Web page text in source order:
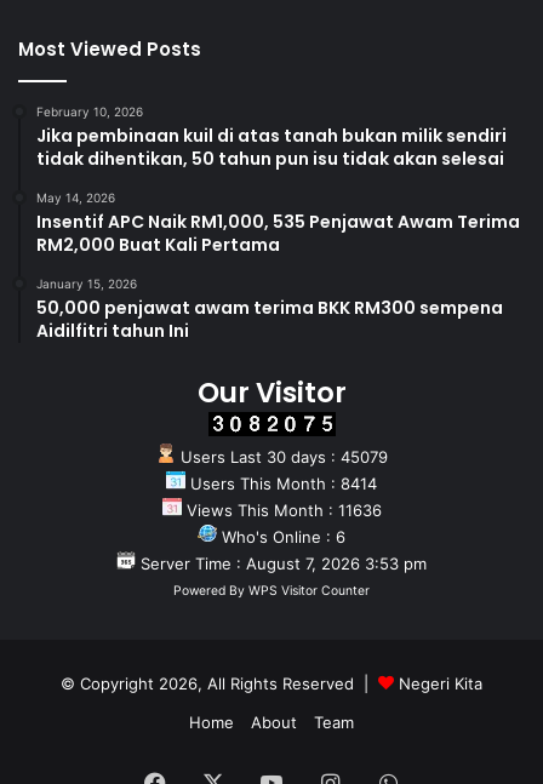
Most Viewed Posts
February 10, 2026
Jika pembinaan kuil di atas tanah bukan milik sendiri
tidak dihentikan, 50 tahun pun isu tidak akan selesai
May 14, 2026
Insentif APC Naik RM1,000, 535 Penjawat Awam Terima
RM2,000 Buat Kali Pertama
January 15, 2026
50,000 penjawat awam terima BKK RM300 sempena
Aidilfitri tahun Ini
Our Visitor
Users Last 30 days : 45079
Users This Month : 8414
Views This Month : 11636
Who's Online : 6
Server Time : August 7, 2026 3:53 pm
Powered By WPS Visitor Counter
© Copyright 2026, All Rights Reserved |
Negeri Kita
Home
About Team